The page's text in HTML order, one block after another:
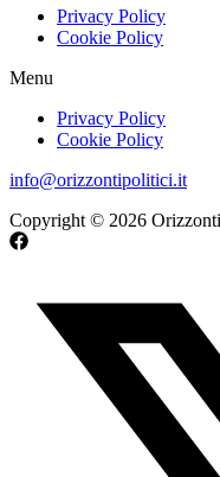
Privacy Policy
Cookie Policy
Menu
Privacy Policy
Cookie Policy
info@orizzontipolitici.it
Copyright © 2026